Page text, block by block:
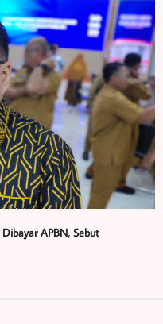
APBN, Sebut